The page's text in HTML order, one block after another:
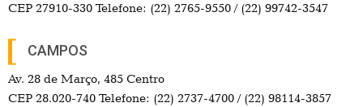
CEP 27910-330 Telefone: (22) 2765-9550 / (22) 99742-3547
CAMPOS
Av. 28 de Março, 485 Centro
CEP 28.020-740 Telefone: (22) 2737-4700 / (22) 98114-3857